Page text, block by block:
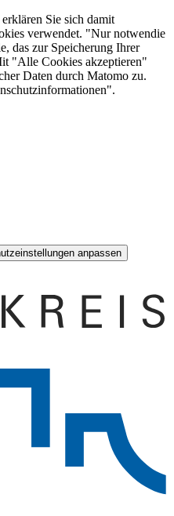
Sie sich damit
verwendet. "Nur notwendie
das zur Speicherung Ihrer
"Alle Cookies akzeptieren"
Daten durch Matomo zu.
anpassen